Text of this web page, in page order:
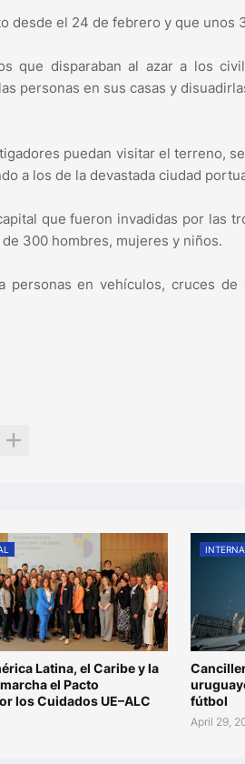
desde el 24 de febrero y que unos
que disparaban al azar a los
personas en sus casas y
puedan visitar el terreno,
a los de la devastada ciudad
que fueron invadidas por las
300 hombres, mujeres y niños.
en vehículos, cruces de
Latina, el Caribe y la
el Pacto
los Cuidados UE–ALC
fútbol
April 29,